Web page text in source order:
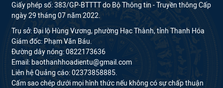
Giấy phép số: 383/GP-BTTTT do Bộ Thông tin - Truyền thông Cấp
ngày 29 tháng 07 năm 2022.
Trụ sở: Đại lộ Hùng Vương, phường Hạc Thành, tỉnh Thanh Hóa
Giám đốc: Phạm Văn Báu.
Đường dây nóng: 0822173636
Email: baothanhhoadientu@gmail.com
Liên hệ Quảng cáo: 02373858885.
Cấm sao chép dưới mọi hình thức nếu không có sự chấp thuận